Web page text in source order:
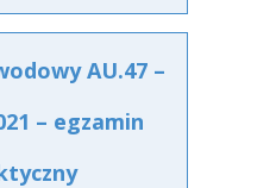
AU.47 –
– egzamin